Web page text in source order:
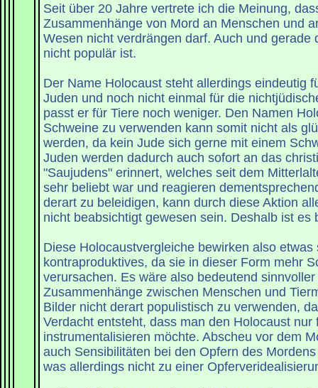
Seit über 20 Jahre vertrete ich die Meinung,
Zusammenhänge von Mord an Menschen und
Wesen nicht verdrängen darf. Auch und gerade
nicht populär ist.
Der Name Holocaust steht allerdings eindeutig
Juden und noch nicht einmal für die
passt er für Tiere noch weniger. Den Namen
Schweine zu verwenden kann somit nicht als
werden, da kein Jude sich gerne mit einem
Juden werden dadurch auch sofort an das
"Saujudens" erinnert, welches seit dem
sehr beliebt war und reagieren
derart zu beleidigen, kann durch diese Aktion
nicht beabsichtigt gewesen sein. Deshalb ist es
Diese Holocaustvergleiche bewirken also etwas
kontraproduktives, da sie in dieser Form mehr
verursachen. Es wäre also bedeutend
Zusammenhänge zwischen Menschen und
Bilder nicht derart populistisch zu verwenden,
Verdacht entsteht, dass man den Holocaust nur
instrumentalisieren möchte. Abscheu vor dem
auch Sensibilitäten bei den Opfern des
was allerdings nicht zu einer